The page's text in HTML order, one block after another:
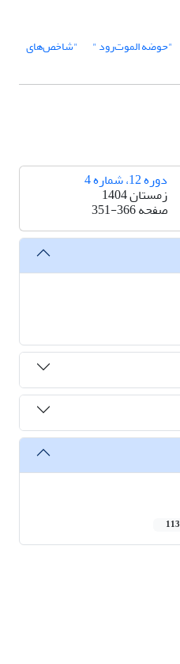
"حوضه الموت‌رود " "شاخص‌های
دوره 12، شماره 4
زمستان 1404
صفحه351-366
113